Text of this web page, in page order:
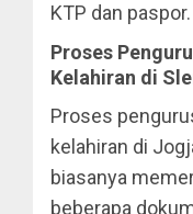
KTP dan paspor.
Proses
Kelahiran di
Proses
kelahiran di
biasanya
beberapa